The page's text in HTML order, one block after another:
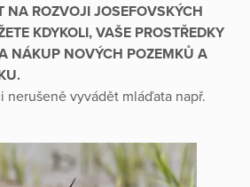
NA ROZVOJI JOSEFOVSKÝCH
KDYKOLI, VAŠE PROSTŘEDKY
NÁKUP NOVÝCH POZEMKŮ A
nerušeně vyvádět mláďata např.